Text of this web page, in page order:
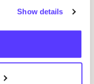
Show details